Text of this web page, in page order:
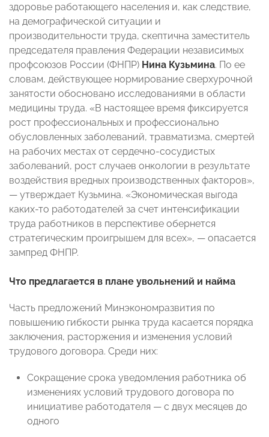
здоровье работающего населения и, как следствие,
на демографической ситуации и
производительности труда, скептична заместитель
председателя правления Федерации независимых
профсоюзов России (ФНПР) Нина Кузьмина. По ее
словам, действующее нормирование сверхурочной
занятости обосновано исследованиями в области
медицины труда. «В настоящее время фиксируется
рост профессиональных и профессионально
обусловленных заболеваний, травматизма, смертей
на рабочих местах от сердечно-сосудистых
заболеваний, рост случаев онкологии в результате
воздействия вредных производственных факторов»,
— утверждает Кузьмина. «Экономическая выгода
каких-то работодателей за счет интенсификации
труда работников в перспективе обернется
стратегическим проигрышем для всех», — опасается
зампред ФНПР.
Что предлагается в плане увольнений и найма
Часть предложений Минэкономразвития по
повышению гибкости рынка труда касается порядка
заключения, расторжения и изменения условий
трудового договора. Среди них:
Сокращение срока уведомления работника об
изменениях условий трудового договора по
инициативе работодателя — с двух месяцев до
одного